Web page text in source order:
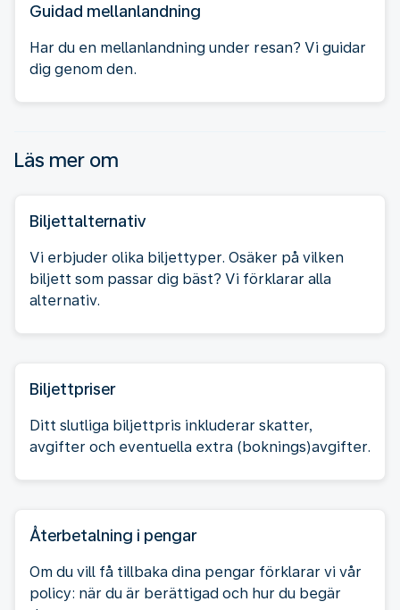
Guidad mellanlandning
Har du en mellanlandning under resan? Vi guidar
dig genom den.
Läs mer om
Biljettalternativ
Vi erbjuder olika biljettyper. Osäker på vilken
biljett som passar dig bäst? Vi förklarar alla
alternativ.
Biljettpriser
Ditt slutliga biljettpris inkluderar skatter,
avgifter och eventuella extra (boknings)avgifter.
Återbetalning i pengar
Om du vill få tillbaka dina pengar förklarar vi vår
policy: när du är berättigad och hur du begär